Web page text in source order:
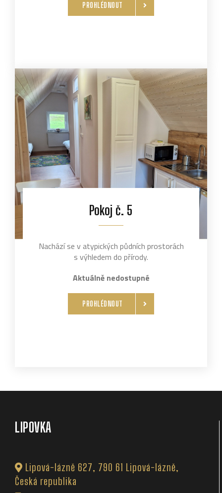
PROHLÉDNOUT
Pokoj č. 5
Nachází se v atypických půdních prostorách
s výhledem do přírody.
Aktuálně nedostupné
PROHLÉDNOUT
LIPOVKA
Lipová-lázně 627, 790 61 Lipová-lázně,
Česká republika